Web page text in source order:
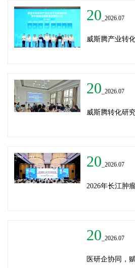
20 _2026.07
20 _2026.07
20 _2026.07
20 _2026.07